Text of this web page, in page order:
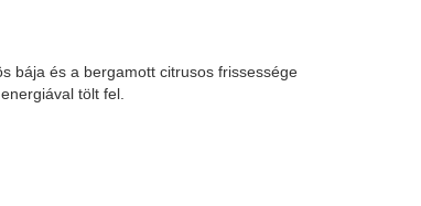
bája és a bergamott citrusos frissessége
tölt fel.